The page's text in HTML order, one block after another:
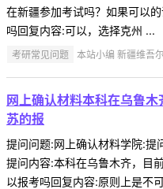
在新疆参加考试吗？如果可以
吗回复内容:可以，选择克州 ...
考研常见问题 本站小编 新疆维吾
网上确认材料本科在乌鲁
苏的报
提问问题:网上确认材料学院:
提问内容:本科在乌鲁木齐，目
以报考吗回复内容:原则上是不